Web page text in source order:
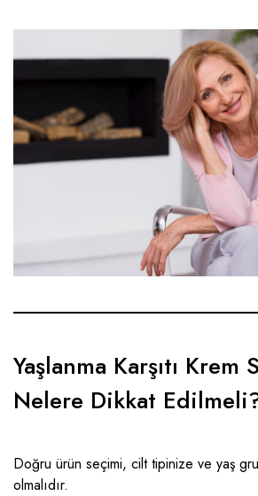
Yaşlanma Karşıtı Krem
Nelere Dikkat
Doğru ürün seçimi, cilt tipinize ve yaş
olmalıdır.